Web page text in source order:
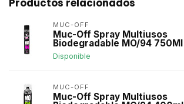
Productos relacionados
MUC-OFF
Muc-Off Spray Multiusos
Biodegradable MO/94 750Ml
Disponible
MUC-OFF
Muc-Off Spray Multiusos